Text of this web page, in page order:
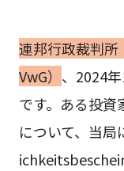
連邦行政裁判
VwG） 、2024
です。ある投
について、当